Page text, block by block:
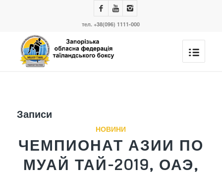
тел. +38(096) 1111-000
Записи
НОВИНИ
ЧЕМПИОНАТ АЗИИ ПО
МУАЙ ТАЙ-2019, ОАЭ,